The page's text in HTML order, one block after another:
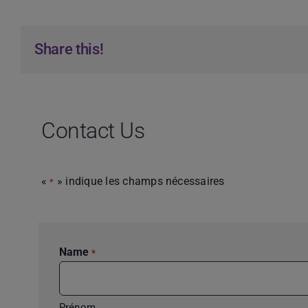
Share this!
Contact Us
«* » indique les champs nécessaires
Name *